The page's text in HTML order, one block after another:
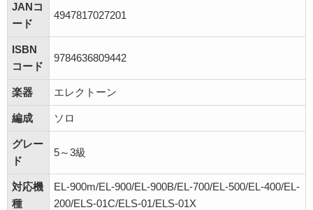
JANコ
ード
4947817027201
ISBN
コード
9784636809442
楽器 エレクトーン
編成 ソロ
グレー
ド
5～3級
対応機
種
EL-900m/EL-900/EL-900B/EL-700/EL-500/EL-400/EL-
200/ELS-01C/ELS-01/ELS-01X